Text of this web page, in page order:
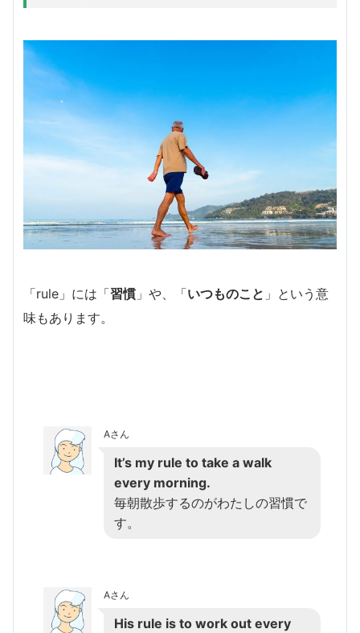
「rule」には「習慣 」や、「いつものこと 」という意
味もあります。
Aさん
It’s my rule to take a walk
every morning.
毎朝散歩するのがわたしの習慣で
す。
Aさん
His rule is to work out every